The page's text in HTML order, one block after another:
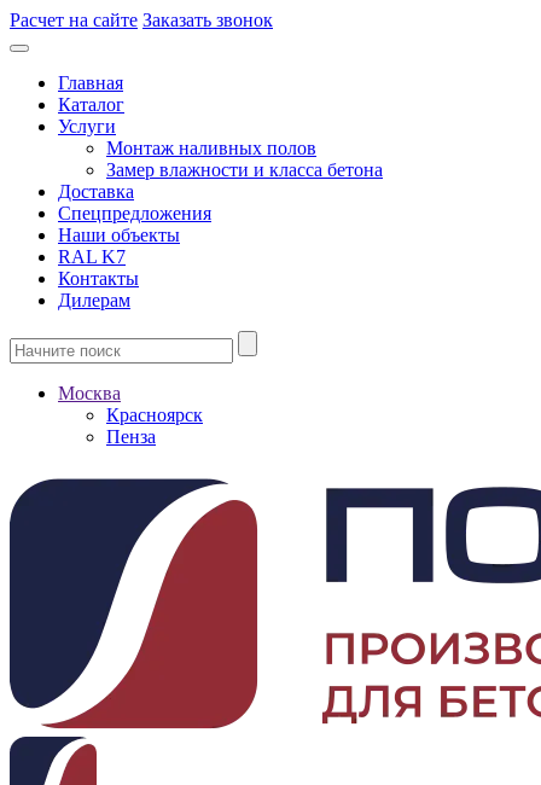
Расчет на сайте Заказать звонок
Главная
Каталог
Услуги
Монтаж наливных полов
Замер влажности и класса бетона
Доставка
Спецпредложения
Наши объекты
RAL K7
Контакты
Дилерам
Москва
Красноярск
Пенза